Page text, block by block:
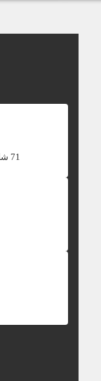
‎71 شارع محرم بك - محرم بك. الاسكندريه